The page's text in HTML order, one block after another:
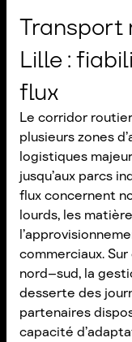
Transport
Lille :
flux
Le corridor
plusieurs zones
logistiques
jusqu’aux parcs
flux concernent
lourds, les
commerciaux.
nord–sud, la
desserte des
partenaires
capacité